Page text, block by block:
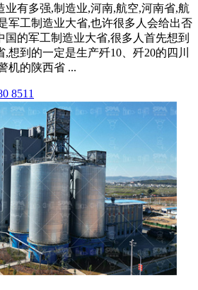
业有多强,制造业,河南,航空,河南省,航
军工制造业大省,也许很多人会给出否
国的军工制造业大省,很多人首先想到
想到的一定是生产歼10、歼20的四川
机的陕西省 ...
8511